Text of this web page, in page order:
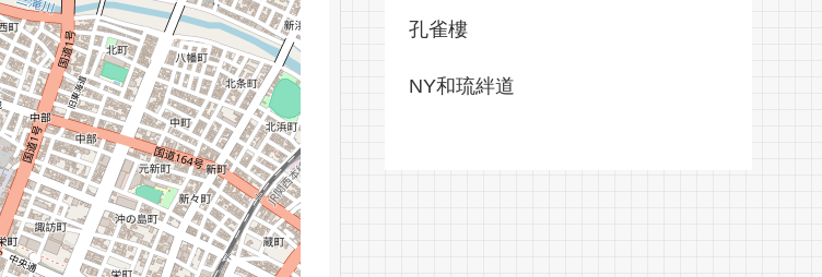
孔雀樓
NY和琉絆道